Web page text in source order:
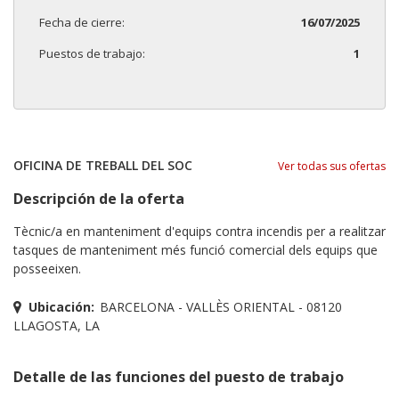
Fecha de cierre:
16/07/2025
Puestos de trabajo:
1
OFICINA DE TREBALL DEL SOC Ver todas sus ofertas
Descripción de la oferta
Tècnic/a en manteniment d'equips contra incendis per a realitzar
tasques de manteniment més funció comercial dels equips que
posseeixen.
Ubicación: BARCELONA - VALLÈS ORIENTAL - 08120
LLAGOSTA, LA
Detalle de las funciones del puesto de trabajo